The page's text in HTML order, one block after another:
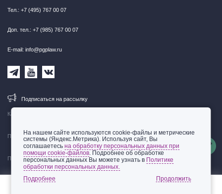
Карта сайта
Правовая информация
Политика обработки персональных данных
Тел.: +7 (495) 767 00 07
Доп. тел.: +7 (985) 767 00 07
E-mail: info@pgplaw.ru
Подписаться на рассылку
© 2002-2026 ООО «Пепеляев Групп»
На нашем сайте используются cookie-файлы и метрические
системы (Яндекс.Метрика). Используя сайт, Вы
соглашаетесьна обработку персональных данных при
помощи cookie-файлов. Подробнее об обработке
персональных данных Вы можете узнать в Политике
обработки персональных данных.
Подробнее